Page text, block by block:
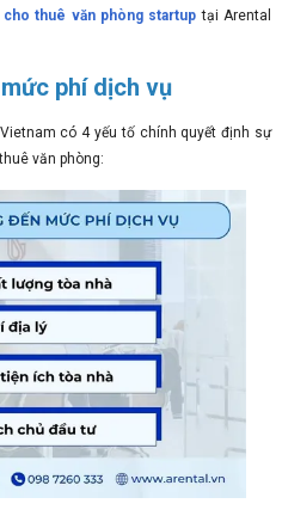
cho thuê văn phòng startup tại Arental
phí dịch vụ
có 4 yếu tố chính quyết định sự
văn phòng: